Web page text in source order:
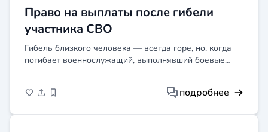
Право на выплаты после гибели
участника СВО
Гибель близкого человека — всегда горе, но, когда
погибает военнослужащий, выполнявший боевые
поддержке членов ег...
подробнее